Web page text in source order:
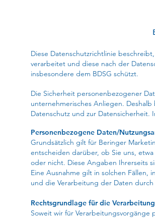
Diese Datenschutzrichtlinie
verarbeitet und diese nach der
insbesondere dem BDSG schützt.
Die Sicherheit personenbezogener
unternehmerisches Anliegen.
Datenschutz und zur
Personenbezogene Daten/
Grundsätzlich gilt für Beringer
entscheiden darüber, ob Sie uns,
oder nicht. Diese Angaben Ihrerseits
Eine Ausnahme gilt in solchen Fällen,
und die Verarbeitung der Daten
Rechtsgrundlage für die
Soweit wir für